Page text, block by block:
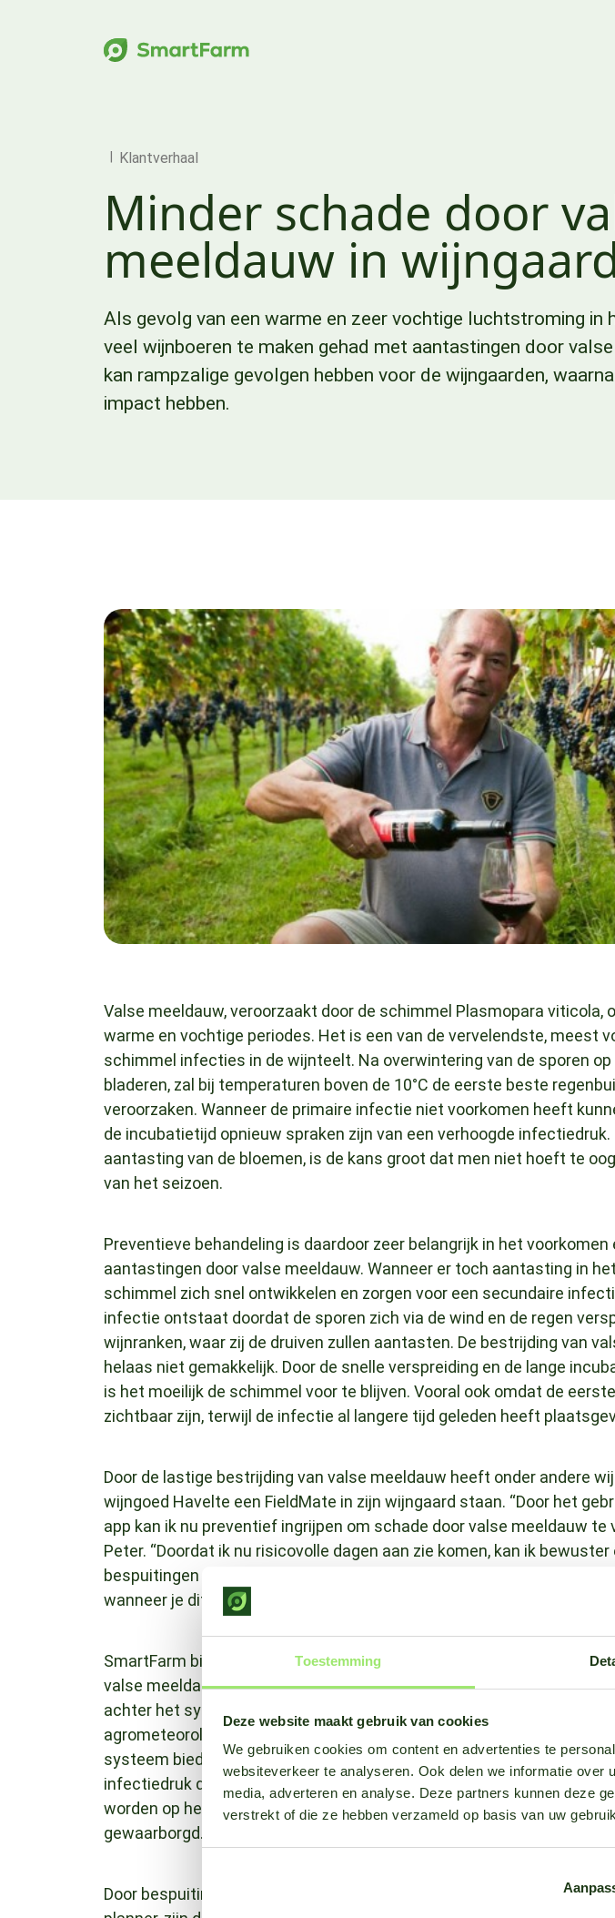
Toestemming
Deze website maakt gebruik van cookies
We gebruiken cookies om content en advertenties te
websiteverkeer te analyseren. Ook delen we informatie
media, adverteren en analyse. Deze partners kunnen deze
verstrekt of die ze hebben verzameld op basis van uw
Klantverhaal
Minder schade door
meeldauw in
Als gevolg van een warme en zeer vochtige luchtstroming in
veel wijnboeren te maken gehad met aantastingen door
kan rampzalige gevolgen hebben voor de wijngaarden,
impact hebben.
Valse meeldauw, veroorzaakt door de schimmel Plasmopara viticola,
warme en vochtige periodes. Het is een van de vervelendste, meest
schimmel infecties in de wijnteelt. Na overwintering van de sporen
bladeren, zal bij temperaturen boven de 10°C de eerste beste
veroorzaken. Wanneer de primaire infectie niet voorkomen heeft
de incubatietijd opnieuw spraken zijn van een verhoogde infectiedruk.
aantasting van de bloemen, is de kans groot dat men niet hoeft te
van het seizoen.
Preventieve behandeling is daardoor zeer belangrijk in het voorkomen
aantastingen door valse meeldauw. Wanneer er toch aantasting in
schimmel zich snel ontwikkelen en zorgen voor een secundaire
infectie ontstaat doordat de sporen zich via de wind en de regen
wijnranken, waar zij de druiven zullen aantasten. De bestrijding van
helaas niet gemakkelijk. Door de snelle verspreiding en de lange
is het moeilijk de schimmel voor te blijven. Vooral ook omdat de
zichtbaar zijn, terwijl de infectie al langere tijd geleden heeft
Door de lastige bestrijding van valse meeldauw heeft onder andere
wijngoed Havelte een FieldMate in zijn wijngaard staan. “Door het
app kan ik nu preventief ingrijpen om schade door valse meeldauw te
Peter. “Doordat ik nu risicovolle dagen aan zie komen, kan ik
bespuitingen inplannen. Dit zorgt onbewust toch voor een meer
wanneer je dit enkel op je eigen kennis en kunde doet.”
SmartFarm biedt in combinatie met de FieldMate inzicht in de mate
valse meeldauw en biedt hulp bij het bepalen van het juiste
achter het systeem draaien zijn ontwikkeld door het interne expert
agrometeorologen Erno Bouma en Joost Nieveen. Onder andere het
systeem biedt ondersteuning bij preventieve gewasbescherming,
infectiedruk dagen van tevoren aan ziet komen. Op deze manier kan
worden op het wettelijk toegestaan minimale spuitinterval en de plant
gewaarborgd.
Door bespuitingen op het best mogelijke moment op de dag in te